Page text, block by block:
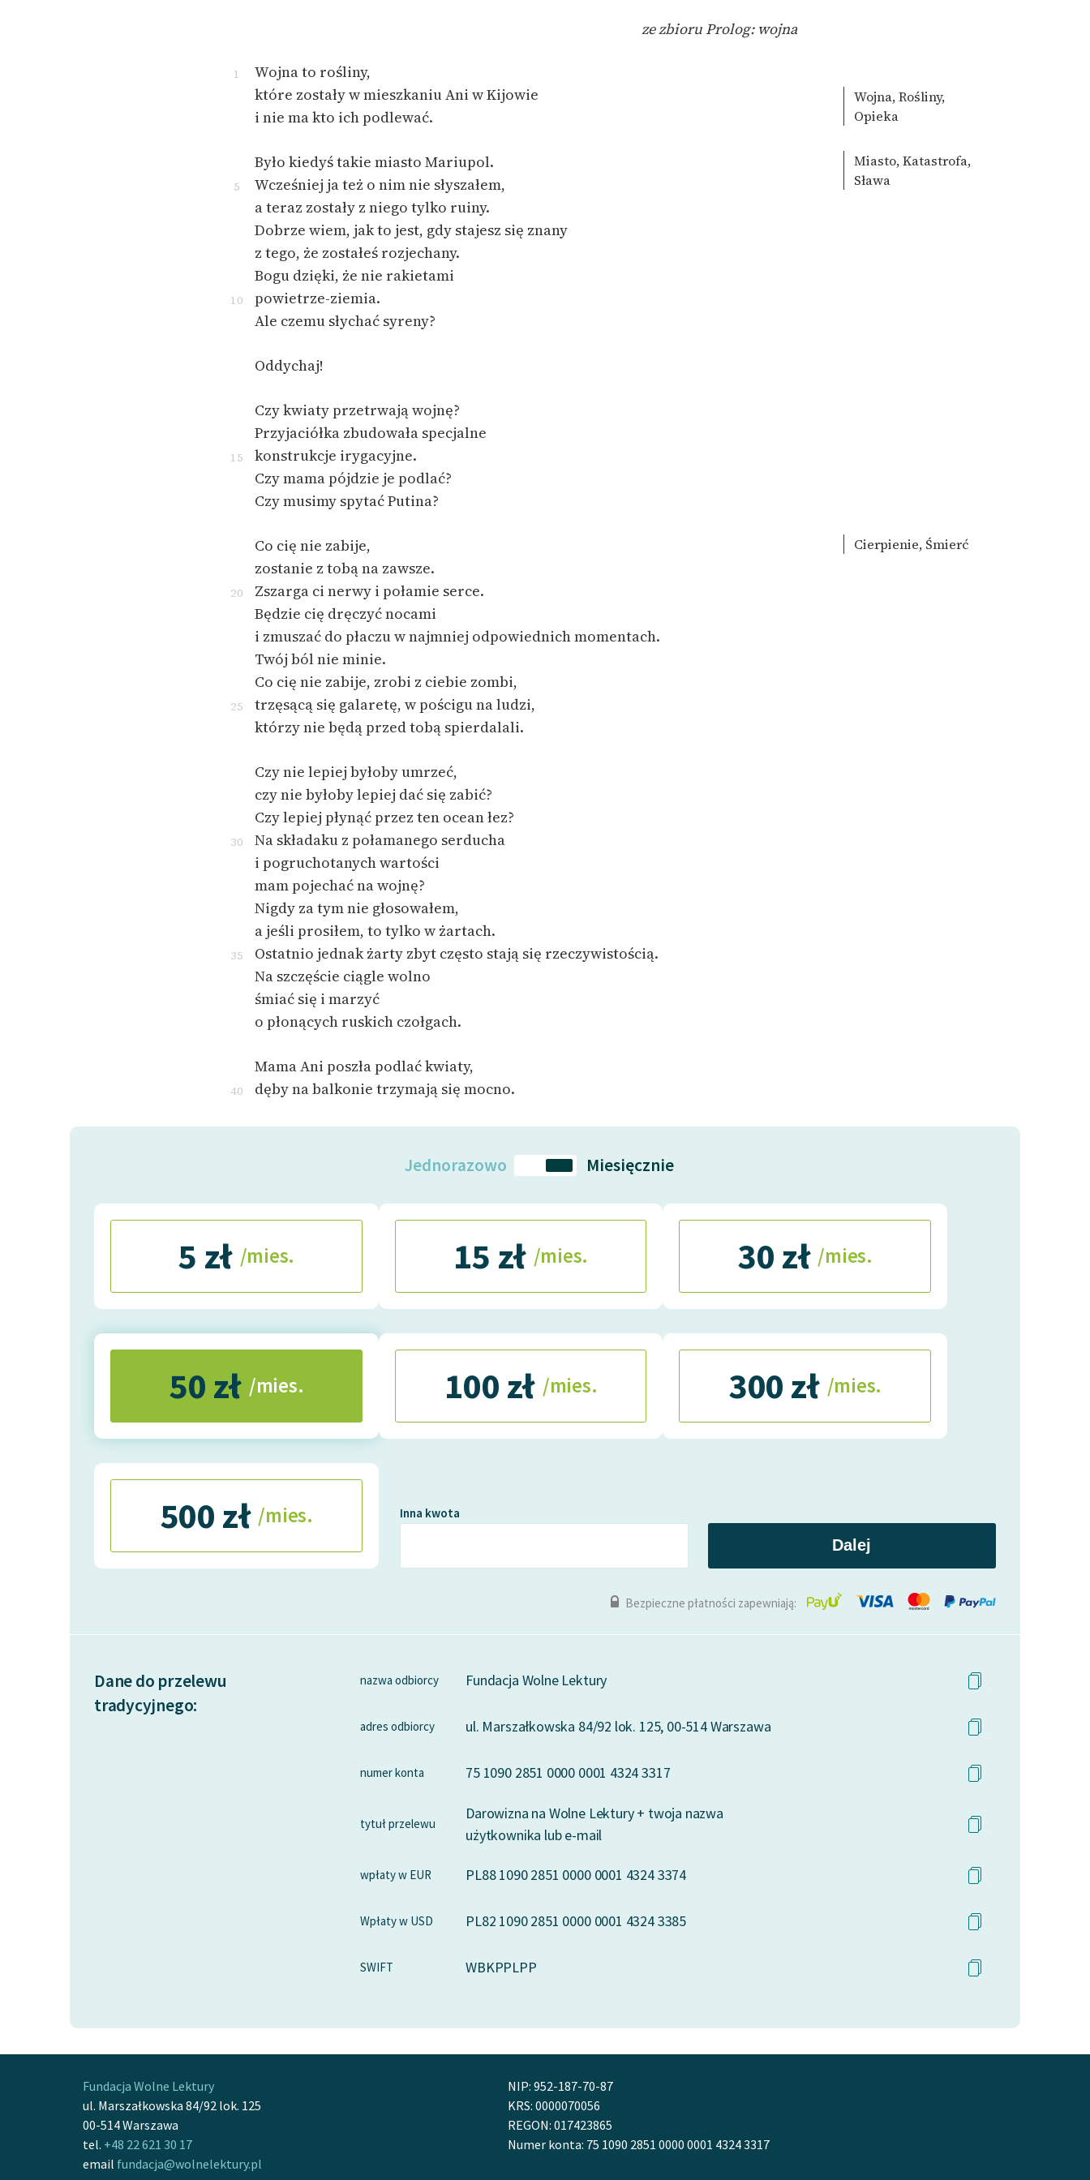
ze zbioruProlog: wojna
1
Wojna, Rośliny,
Opieka
Wojna to rośliny,
które zostały w mieszkaniu Ani w Kijowie
i nie ma kto ich podlewać.
Miasto, Katastrofa,
Sława
Było kiedyś takie miasto Mariupol.
5
Wcześniej ja też o nim nie słyszałem,
a teraz zostały z niego tylko ruiny.
Dobrze wiem, jak to jest, gdy stajesz się znany
z tego, że zostałeś rozjechany.
Bogu dzięki, że nie rakietami
10
powietrze-ziemia.
Ale czemu słychać syreny?
Oddychaj!
Czy kwiaty przetrwają wojnę?
Przyjaciółka zbudowała specjalne
15
konstrukcje irygacyjne.
Czy mama pójdzie je podlać?
Czy musimy spytać Putina?
Cierpienie, Śmierć
Co cię nie zabije,
zostanie z tobą na zawsze.
20
Zszarga ci nerwy i połamie serce.
Będzie cię dręczyć nocami
i zmuszać do płaczu w najmniej odpowiednich momentach.
Twój ból nie minie.
Co cię nie zabije, zrobi z ciebie zombi,
25
trzęsącą się galaretę, w pościgu na ludzi,
którzy nie będą przed tobą spierdalali.
Czy nie lepiej byłoby umrzeć,
czy nie byłoby lepiej dać się zabić?
Czy lepiej płynąć przez ten ocean łez?
30
Na składaku z połamanego serducha
i pogruchotanych wartości
mam pojechać na wojnę?
Nigdy za tym nie głosowałem,
a jeśli prosiłem, to tylko w żartach.
35
Ostatnio jednak żarty zbyt często stają się rzeczywistością.
Na szczęście ciągle wolno
śmiać się i marzyć
o płonących ruskich czołgach.
Mama Ani poszła podlać kwiaty,
40 dęby na balkonie trzymają się mocno.
Jednorazowo Miesięcznie
5 zł /mies. 15 zł /mies. 30 zł /mies.
50 zł /mies. 100 zł /mies. 300 zł /mies.
500 zł /mies. Inna kwota
Dalej
Bezpieczne płatności zapewniają:
Dane do przelewu
tradycyjnego:
nazwa odbiorcy Fundacja Wolne Lektury
adres odbiorcy ul. Marszałkowska 84/92 lok. 125, 00-514 Warszawa
numer konta 75 1090 2851 0000 0001 4324 3317
tytuł przelewu
Darowizna na Wolne Lektury + twoja nazwa
użytkownika lub e-mail
wpłaty w EUR PL88 1090 2851 0000 0001 4324 3374
Wpłaty w USD PL82 1090 2851 0000 0001 4324 3385
SWIFT WBKPPLPP
Fundacja Wolne Lektury
ul. Marszałkowska 84/92 lok. 125
00-514 Warszawa
tel. +48 22 621 30 17
email fundacja@wolnelektury.pl
NIP: 952-187-70-87
KRS: 0000070056
REGON: 017423865
Numer konta: 75 1090 2851 0000 0001 4324 3317